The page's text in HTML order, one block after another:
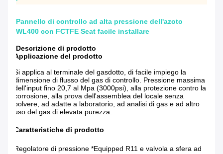
Pannello di controllo ad alta pressione dell'azoto
WL400 con FCTFE Seat facile installare
Descrizione di prodotto
Applicazione del prodotto
Si applica al terminale del gasdotto, di facile impiego la
dimensione di flusso del gas di controllo. Pressione massima
dell'input fino 20,7 al Mpa (3000psi), alla protezione contro la
corrosione, alla prova dell'assemblea del locale senza
polvere, ad adatte a laboratorio, ad analisi di gas e ad altro
uso del gas di elevata purezza.
Caratteristiche di prodotto
Regolatore di pressione *Equipped R11 e valvola a sfera ad